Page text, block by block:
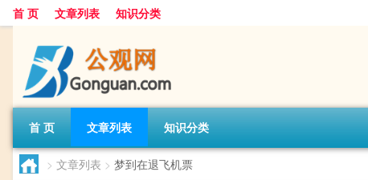
首 页 文章列表 知识分类
首 页 文章列表 知识分类
> 文章列表 > 梦到在退飞机票